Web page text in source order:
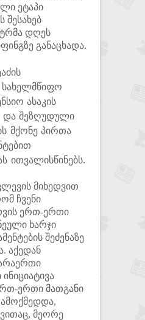
ეტაპი
შესახებ
დღეს
განაცხადა.
ასაკის
და შეზღუდული
მქონე პირთა
ითვალისწინებს.
მიხედვით
ჩვენი
ერთ-ერთი
ხარჯი
შეძენაზე
აქედან
ერთი მათგანი
მეორე